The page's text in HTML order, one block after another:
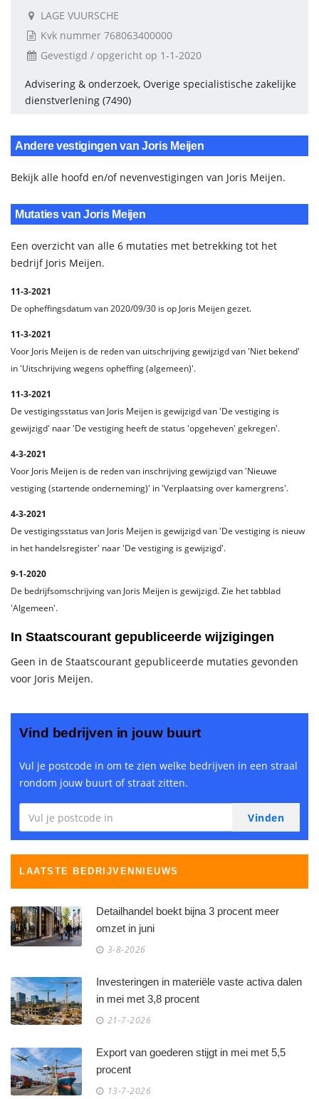
LAGE VUURSCHE
Kvk nummer 768063400000
Gevestigd / opgericht op 1-1-2020
Advisering & onderzoek, Overige specialistische zakelijke
dienstverlening (7490)
Andere vestigingen van Joris Meijen
Bekijk alle hoofd en/of nevenvestigingen van Joris Meijen.
Mutaties van Joris Meijen
Een overzicht van alle 6 mutaties met betrekking tot het
bedrijf Joris Meijen.
11-3-2021
De opheffingsdatum van 2020/09/30 is op Joris Meijen gezet.
11-3-2021
Voor Joris Meijen is de reden van uitschrijving gewijzigd van 'Niet bekend'
in 'Uitschrijving wegens opheffing (algemeen)'.
11-3-2021
De vestigingsstatus van Joris Meijen is gewijzigd van 'De vestiging is
gewijzigd' naar 'De vestiging heeft de status 'opgeheven' gekregen'.
4-3-2021
Voor Joris Meijen is de reden van inschrijving gewijzigd van 'Nieuwe
vestiging (startende onderneming)' in 'Verplaatsing over kamergrens'.
4-3-2021
De vestigingsstatus van Joris Meijen is gewijzigd van 'De vestiging is nieuw
in het handelsregister' naar 'De vestiging is gewijzigd'.
9-1-2020
De bedrijfsomschrijving van Joris Meijen is gewijzigd. Zie het tabblad
'Algemeen'.
In Staatscourant gepubliceerde wijzigingen
Geen in de Staatscourant gepubliceerde mutaties gevonden
voor Joris Meijen.
Vind bedrijven in jouw buurt
Vul je postcode in om te zien welke bedrijven in een straal
rondom jouw buurt of straat zitten.
LAATSTE BEDRIJVENNIEUWS
Detailhandel boekt bijna 3 procent meer
omzet in juni
3-8-2026
Investeringen in materiële vaste activa dalen
in mei met 3,8 procent
21-7-2026
Export van goederen stijgt in mei met 5,5
procent
13-7-2026